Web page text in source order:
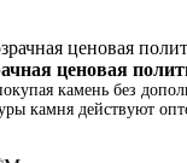
ценовая
камень без
камня действуют